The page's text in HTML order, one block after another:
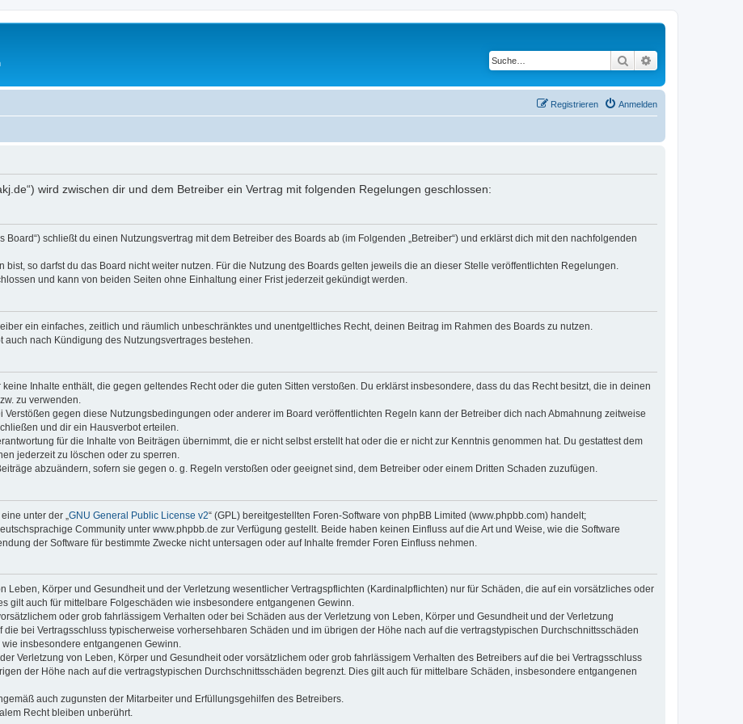
Suche
Anmelden
Registrieren
wird zwischen dir und dem Betreiber ein Vertrag mit folgenden Regelungen geschlossen:
Board“) schließt du einen Nutzungsvertrag mit dem Betreiber des Boards ab (im Folgenden „Betreiber“) und erklärst dich mit den nachfolgenden
so darfst du das Board nicht weiter nutzen. Für die Nutzung des Boards gelten jeweils die an dieser Stelle veröffentlichten Regelungen.
und kann von beiden Seiten ohne Einhaltung einer Frist jederzeit gekündigt werden.
ein einfaches, zeitlich und räumlich unbeschränktes und unentgeltliches Recht, deinen Beitrag im Rahmen des Boards zu nutzen.
nach Kündigung des Nutzungsvertrages bestehen.
Inhalte enthält, die gegen geltendes Recht oder die guten Sitten verstoßen. Du erklärst insbesondere, dass du das Recht besitzt, die in deinen
zu verwenden.
Verstößen gegen diese Nutzungsbedingungen oder anderer im Board veröffentlichten Regeln kann der Betreiber dich nach Abmahnung zeitweise
und dir ein Hausverbot erteilen.
für die Inhalte von Beiträgen übernimmt, die er nicht selbst erstellt hat oder die er nicht zur Kenntnis genommen hat. Du gestattest dem
jederzeit zu löschen oder zu sperren.
abzuändern, sofern sie gegen o. g. Regeln verstoßen oder geeignet sind, dem Betreiber oder einem Dritten Schaden zuzufügen.
unter der „ GNU General Public License v2“ (GPL) bereitgestellten Foren-Software von phpBB Limited (www.phpbb.com) handelt;
Community unter www.phpbb.de zur Verfügung gestellt. Beide haben keinen Einfluss auf die Art und Weise, wie die Software
der Software für bestimmte Zwecke nicht untersagen oder auf Inhalte fremder Foren Einfluss nehmen.
Leben, Körper und Gesundheit und der Verletzung wesentlicher Vertragspflichten (Kardinalpflichten) nur für Schäden, die auf ein vorsätzliches oder
gilt auch für mittelbare Folgeschäden wie insbesondere entgangenen Gewinn.
oder grob fahrlässigem Verhalten oder bei Schäden aus der Verletzung von Leben, Körper und Gesundheit und der Verletzung
bei Vertragsschluss typischerweise vorhersehbaren Schäden und im übrigen der Höhe nach auf die vertragstypischen Durchschnittsschäden
insbesondere entgangenen Gewinn.
Verletzung von Leben, Körper und Gesundheit oder vorsätzlichem oder grob fahrlässigem Verhalten des Betreibers auf die bei Vertragsschluss
der Höhe nach auf die vertragstypischen Durchschnittsschäden begrenzt. Dies gilt auch für mittelbare Schäden, insbesondere entgangenen
auch zugunsten der Mitarbeiter und Erfüllungsgehilfen des Betreibers.
Recht bleiben unberührt.